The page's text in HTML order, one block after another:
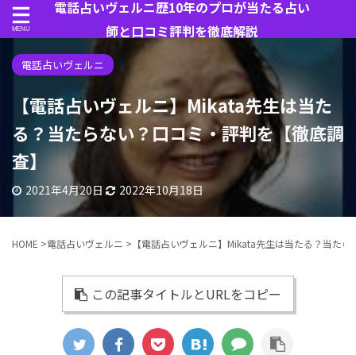
電話占いヴェルニ歴10年のプロが当たる占い
師と口コミ評判を徹底解説
電話占いヴェルニ
【電話占いヴェルニ】Mikata先生は当た
る？当たらない？口コミ・評判を【徹底調
査】
2021年4月20日 2022年10月18日
HOME >電話占いヴェルニ > 【電話占いヴェルニ】Mikata先生は当たる？当た
この記事タイトルとURLをコピー